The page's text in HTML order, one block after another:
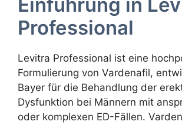
Einführung in
Professional
Levitra Professional ist eine
Formulierung von Vardenafil,
Bayer für die Behandlung der
Dysfunktion bei Männern mit
oder komplexen ED-Fällen.